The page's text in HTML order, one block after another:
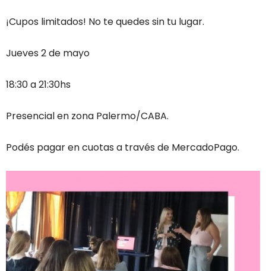
¡Cupos limitados! No te quedes sin tu lugar.
Jueves 2 de mayo
18:30 a 21:30hs
Presencial en zona Palermo/CABA.
Podés pagar en cuotas a través de MercadoPago.